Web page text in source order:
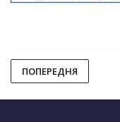
ПОПЕРЕДНЯ